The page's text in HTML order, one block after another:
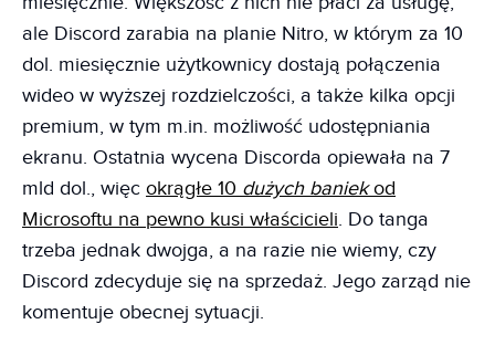
ale Discord zarabia na planie Nitro, w którym za 10
dol. miesięcznie użytkownicy dostają połączenia
wideo w wyższej rozdzielczości, a także kilka opcji
premium, w tym m.in. możliwość udostępniania
ekranu. Ostatnia wycena Discorda opiewała na 7
mld dol., więc okrągłe 10 dużych baniekod
Microsoftu na pewno kusi właścicieli. Do tanga
trzeba jednak dwojga, a na razie nie wiemy, czy
Discord zdecyduje się na sprzedaż. Jego zarząd nie
komentuje obecnej sytuacji.